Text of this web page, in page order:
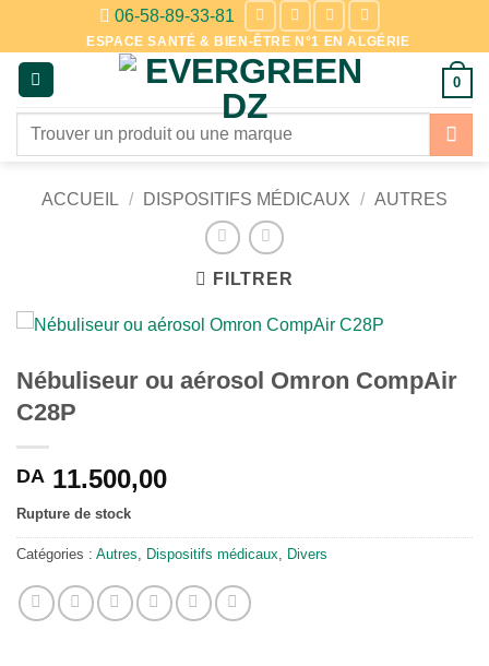
contenu
06-58-89-33-81
ESPACE SANTÉ & BIEN-ÊTRE N°1 EN ALGÉRIE
0
Recherche
ACCUEIL / DISPOSITIFS MÉDICAUX / AUTRES
FILTRER
Nébuliseur ou aérosol Omron CompAir
C28P
DA 11.500,00
Rupture de stock
Catégories : Autres, Dispositifs médicaux, Divers